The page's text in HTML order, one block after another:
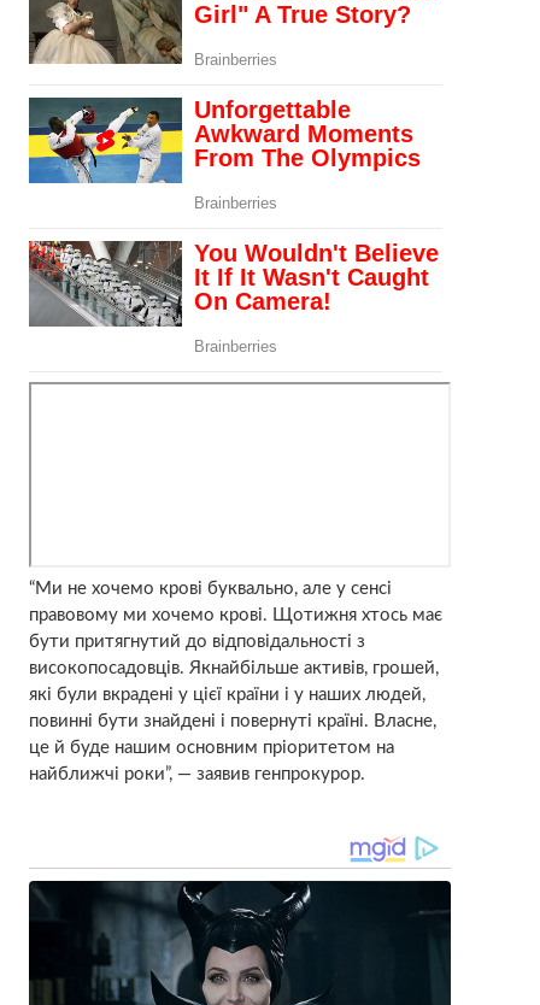
“Ми не хочемо крові буквально, але у сенсі
правовому ми хочемо крові. Щотижня хтось має
бути притягнутий до відповідальності з
високопосадовців. Якнайбільше активів, грошей,
які були вкрадені у цієї країни і у наших людей,
повинні бути знайдені і повернуті країні. Власне,
це й буде нашим основним пріоритетом на
найближчі роки”, — заявив генпрокурор.